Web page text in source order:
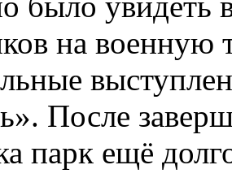
на военную
После
парк ещё